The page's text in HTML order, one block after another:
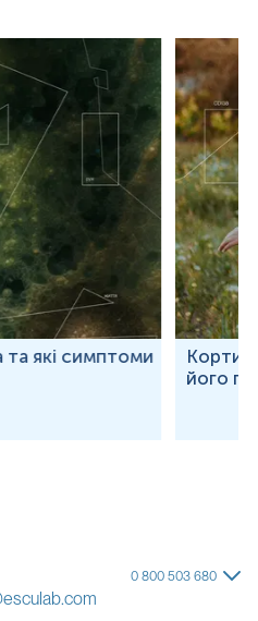
та які симптоми
його
0 800 503 680